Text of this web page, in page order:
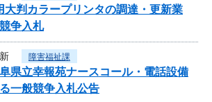
判カラープリンタの調達・更新業
争入札
障害福祉課
県立幸報苑ナースコール・電話設備
一般競争入札公告